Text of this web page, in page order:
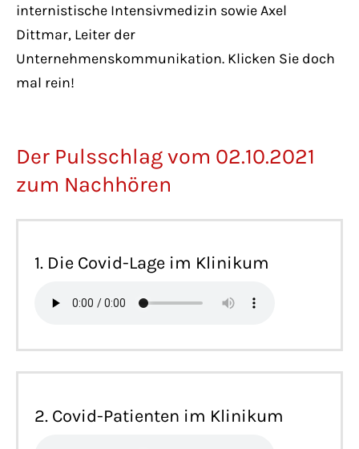
internistische Intensivmedizin sowie Axel
Dittmar, Leiter der
Unternehmenskommunikation. Klicken Sie doch
mal rein!
Der Pulsschlag vom 02.10.2021
zum Nachhören
1. Die Covid-Lage im Klinikum
2. Covid-Patienten im Klinikum